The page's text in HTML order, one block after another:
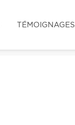
TÉMOIGNAGES